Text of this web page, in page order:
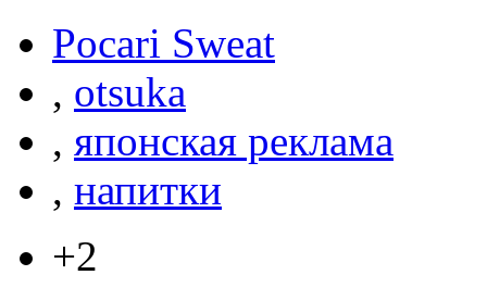
Pocari Sweat
, otsuka
, японская реклама
, напитки
+2